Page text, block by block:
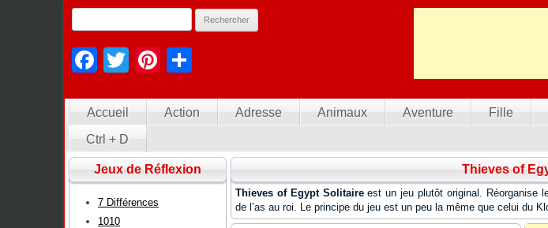
Facebook
TwitterPinterest
Accueil Action Adresse Animaux Aventure Fille
Ctrl + D
Thieves of
Thieves of Egypt Solitaireest un jeu plutôt original. Réorganise
de l’as au roi. Le principe du jeu est un peu la même que celui du
Jeux de Réflexion
7 Différences
1010